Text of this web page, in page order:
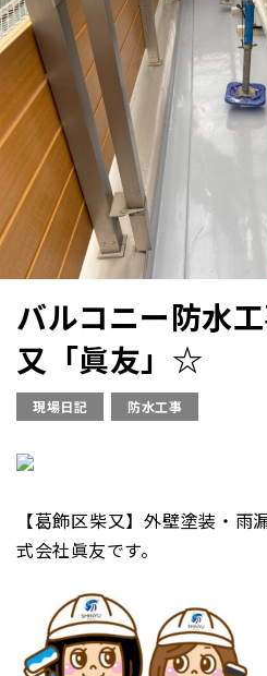
バルコニー防水
又「眞友」☆
現場日記 防水工事
【葛飾区柴又】外壁塗装・雨
式会社眞友です。